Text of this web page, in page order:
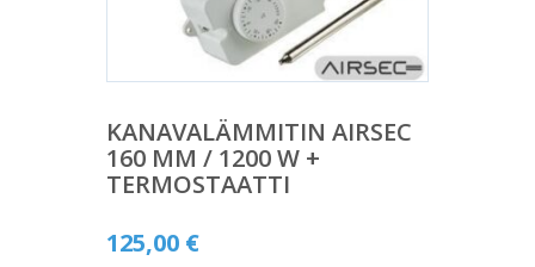
KANAVALÄMMITIN AIRSEC
160 MM / 1200 W +
TERMOSTAATTI
125,00 €